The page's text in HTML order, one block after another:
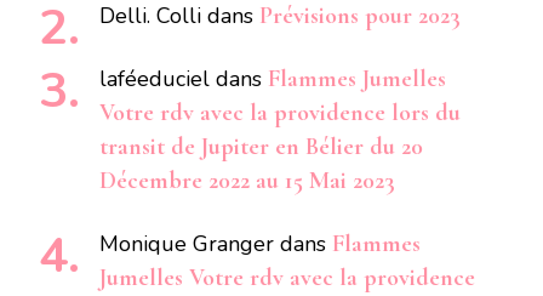
Delli. Colli dans Prévisions pour 2023
laféeduciel dans Flammes Jumelles
Votre rdv avec la providence lors du
transit de Jupiter en Bélier du 20
Décembre 2022 au 15 Mai 2023
Monique Granger dans Flammes
Jumelles Votre rdv avec la providence